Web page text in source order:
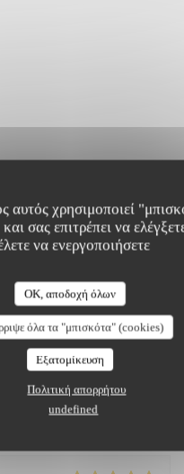
αυτός χρησιμοποιεί
σας επιτρέπει να
να ενεργοποιήσετε
OK, αποδοχή όλων
όλα τα "μπισκότα" (cookies)
Εξατομίκευση
Πολιτική απορρήτου
undefined
πελατών